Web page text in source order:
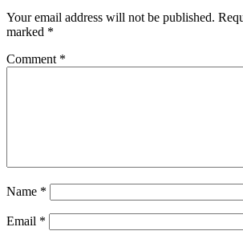
Your email address will not be published.
marked *
Comment *
Name *
Email *